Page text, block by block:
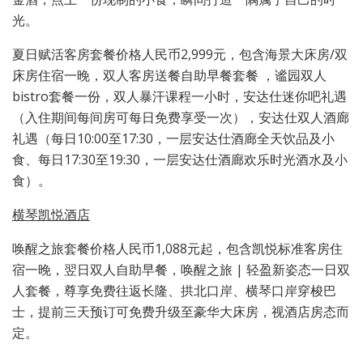
光。
夏日赋活客房套餐价格人民币2,999元，包含海景大床房/双
床房住宿一晚，双人客房送餐自助早餐套餐 ，谧园双人
bistro套餐一份，双人暴汗课程一小时，安达仕迷你吧礼遇
（入住期间每间房可每日免费享受一次），安达仕双人酒廊
礼遇（每日10:00至17:30，一层安达仕酒廊全天饮品及小
食、每日17:30至19:30，一层安达仕酒廊欢乐时光酒水及小
食）。
横琴凯悦酒店
唤醒之旅套餐价格人民币1,088元起，包含凯悦标准客房住
宿一晚，翌日双人自助早餐，唤醒之旅 | 轻盈新姿态一日双
人套餐，尊享免费往返长隆、拱北口岸、横琴口岸穿梭巴
士，提前三天预订可免费升级至豪华大床房，视酒店房态而
定。